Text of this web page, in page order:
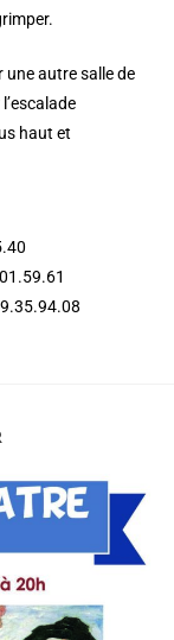
une autre salle de
haut et